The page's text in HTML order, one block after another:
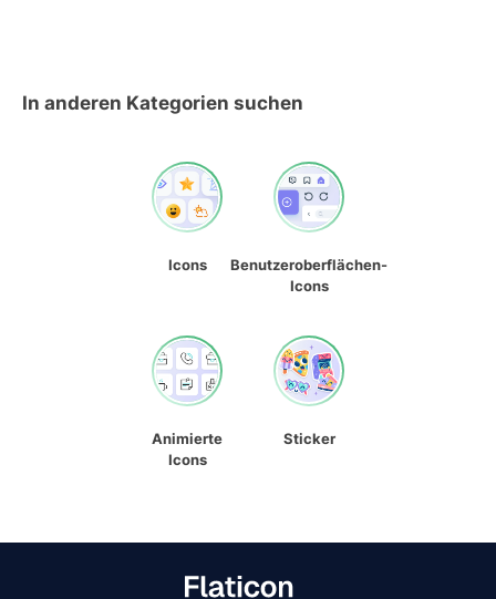
In anderen Kategorien suchen
Icons
Benutzeroberflächen-
Icons
Animierte
Icons
Sticker